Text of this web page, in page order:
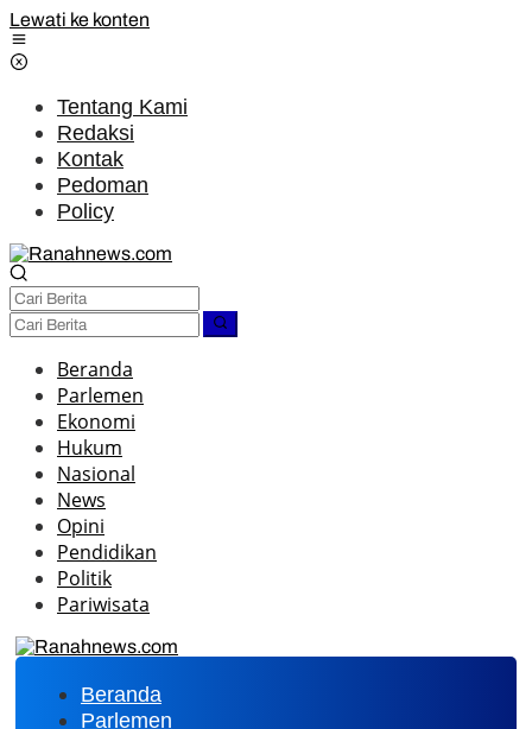
Lewati ke konten
Tentang Kami
Redaksi
Kontak
Pedoman
Policy
Beranda
Parlemen
Ekonomi
Hukum
Nasional
News
Opini
Pendidikan
Politik
Pariwisata
Beranda
Parlemen